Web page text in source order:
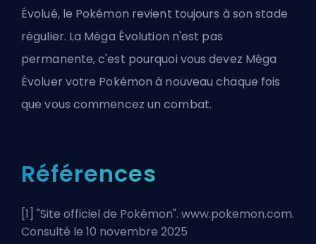
Évolué, le Pokémon revient toujours à son stade
régulier. La Méga Évolution n'est pas
permanente, c'est pourquoi vous devez Méga
Évoluer votre Pokémon à nouveau chaque fois
que vous commencez un combat.
Références
[1] "Site officiel de Pokémon". www.pokemon.com.
Consulté le 10 novembre 2025